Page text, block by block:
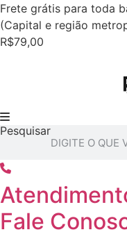
Ir
para
o
Frete grátis para toda
(Capital e região
R$79,00
Pesquisar
Fale